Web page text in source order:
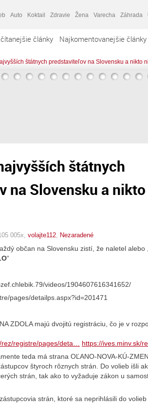
Auto Koktail Zdravie Žena Varecha Záhrada
články Najkomentovanejšie články
štátnych predstaviteľov na Slovensku a nikto
štátnych
na Slovensku a
005x, volajte112 Nezaradené
občan na Slovensku zistí, že naletel alebo
“
videos/1904607616341652/
pages/detailps.aspx?id=201471
ZDOLA majú dvojitú registráciu, čo je v
rez/registre/pages/deta… https://ives.minv.sk/
teda má strana OĽANO-NOVA-KÚ-
štyroch rôznych strán. Do volieb išli
strán, tak ako to vyžaduje zákon u
strán, ktoré sa neprihlásili do